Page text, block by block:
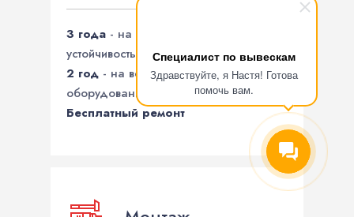
Специалист по вывескам
Здравствуйте, я Настя! Готова
помочь вам.
3 года - на целостность конструкции и
устойчивость к погодным явлениям
2 год - на всё электротехническое
оборудование
Бесплатный ремонт